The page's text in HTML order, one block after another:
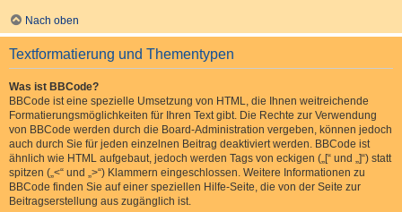
Nach oben
Textformatierung und Thementypen
Was ist BBCode?
BBCode ist eine spezielle Umsetzung von HTML, die Ihnen weitreichende
Formatierungsmöglichkeiten für Ihren Text gibt. Die Rechte zur Verwendung
von BBCode werden durch die Board-Administration vergeben, können jedoch
auch durch Sie für jeden einzelnen Beitrag deaktiviert werden. BBCode ist
ähnlich wie HTML aufgebaut, jedoch werden Tags von eckigen („[“ und „]“) statt
spitzen („<“ und „>“) Klammern eingeschlossen. Weitere Informationen zu
BBCode finden Sie auf einer speziellen Hilfe-Seite, die von der Seite zur
Beitragserstellung aus zugänglich ist.